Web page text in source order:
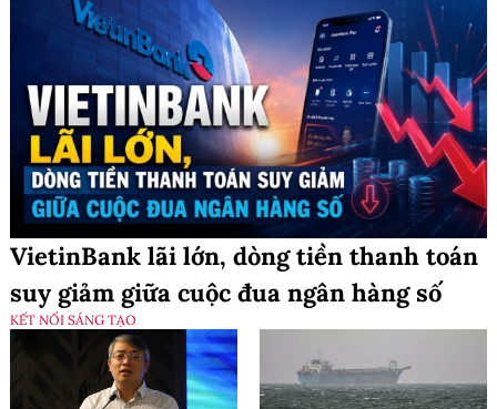
VietinBank lãi lớn, dòng tiền thanh toán
suy giảm giữa cuộc đua ngân hàng số
KẾT NỐI SÁNG TẠO